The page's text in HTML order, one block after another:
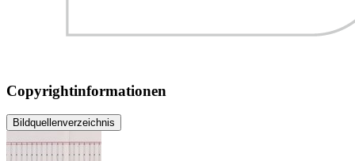
Copyrightinformationen
Bildquellenverzeichnis